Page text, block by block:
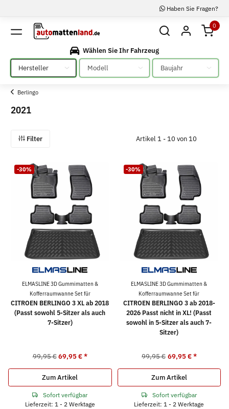
Haben Sie Fragen?
0
Wählen Sie Ihr Fahrzeug
Bitte auswählen
Bitte auswählen Bitte auswählen
Berlingo
2021
Filter Artikel 1 - 10 von 10
-30%
ELMASLINE 3D Gummimatten &
Kofferraumwanne Set für
CITROEN BERLINGO 3 XL ab 2018
(Passt sowohl 5-Sitzer als auch
7-Sitzer)
99,95 € 69,95 €*
Zum Artikel
Sofort verfügbar
Lieferzeit: 1 - 2 Werktage
-30%
ELMASLINE 3D Gummimatten &
Kofferraumwanne Set für
CITROEN BERLINGO 3 ab 2018-
2026 Passt nicht in XL! (Passt
sowohl in 5-Sitzer als auch 7-
Sitzer)
99,95 € 69,95 €*
Zum Artikel
Sofort verfügbar
Lieferzeit: 1 - 2 Werktage